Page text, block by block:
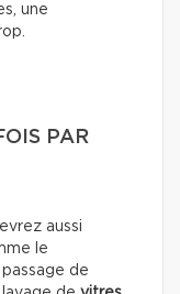
une
PAR
aussi
le
passage de